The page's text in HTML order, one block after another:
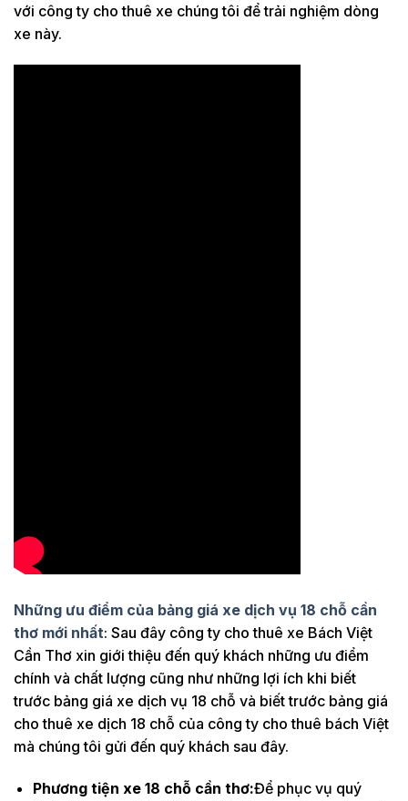
với công ty cho thuê xe chúng tôi để trải nghiệm dòng
xe này.
Những ưu điểm của bảng giá xe dịch vụ 18 chỗ cần
thơ mới nhất: Sau đây công ty cho thuê xe Bách Việt
Cần Thơ xin giới thiệu đến quý khách những ưu điểm
chính và chất lượng cũng như những lợi ích khi biết
trước bảng giá xe dịch vụ 18 chỗ và biết trước bảng giá
cho thuê xe dịch 18 chỗ của công ty cho thuê bách Việt
mà chúng tôi gửi đến quý khách sau đây.
Phương tiện xe 18 chỗ cần thơ:Để phục vụ quý